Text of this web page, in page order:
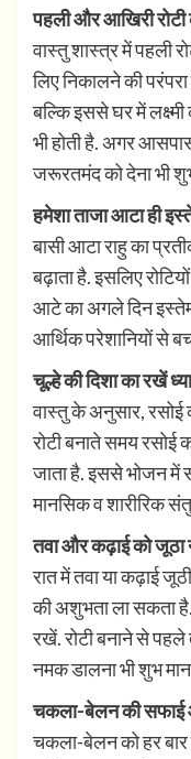
पहली और आखिरी रोटी
वास्तु शास्त्र में पहली
लिए निकालने की
बल्कि इससे घर में
भी होती है. अगर
जरूरतमंद को देना भी
हमेशा ताजा आटा ही
बासी आटा राहु का
बढ़ाता है. इसलिए
आटे का अगले दिन
आर्थिक परेशानियों से
चूल्हे की दिशा का रखें
वास्तु के अनुसार, रसोई
रोटी बनाते समय रसोई
जाता है. इससे भोजन में
मानसिक व शारीरिक
तवा और कढ़ाई को जूठा
रात में तवा या कढ़ाई
की अशुभता ला सकता
रखें. रोटी बनाने से
नमक डालना भी शुभ
चकला-बेलन की सफाई
चकला-बेलन को हर